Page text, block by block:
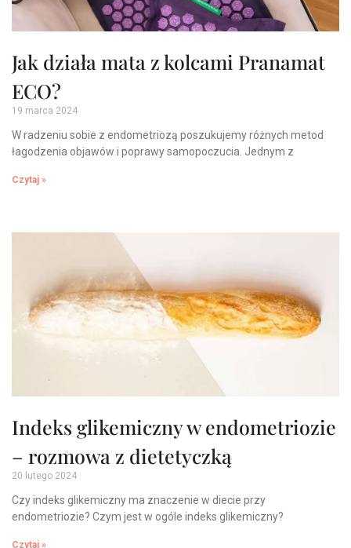
Jak działa mata z kolcami Pranamat
ECO?
19 marca 2024
W radzeniu sobie z endometriozą poszukujemy różnych metod
łagodzenia objawów i poprawy samopoczucia. Jednym z
Czytaj »
Indeks glikemiczny w endometriozie
– rozmowa z dietetyczką
20 lutego 2024
Czy indeks glikemiczny ma znaczenie w diecie przy
endometriozie? Czym jest w ogóle indeks glikemiczny?
Czytaj »